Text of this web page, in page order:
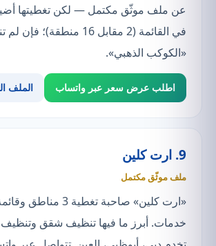
عن ملف موثّق مكتمل — لكن تغطيتها
في القائمة (2 مقابل 16
«الكوكب الذهبي».
اطلب عرض سعر عبر واتساب الملف
9. ارت كلين
ملف موثّق مكتمل
خدمات. أبرز ما فيها تنظيف شقق